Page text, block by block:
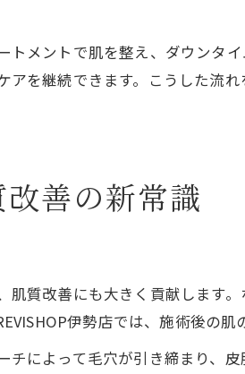
メントで肌を整え、ダウンタ
を継続できます。こうした流
善の新常識
質改善にも大きく貢献します
伊勢店では、施術後の
チによって毛穴が引き締まり、